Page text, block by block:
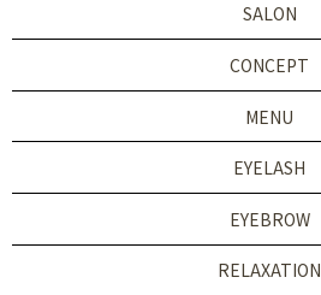
SALON
CONCEPT
MENU
EYELASH
EYEBROW
RELAXATION